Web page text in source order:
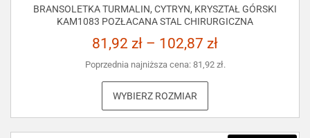
BRANSOLETKA TURMALIN, CYTRYN, KRYSZTAŁ GÓRSKI
KAM1083 POZŁACANA STAL CHIRURGICZNA
81,92 zł – 102,87 zł
Poprzednia najniższa cena: 81,92 zł.
WYBIERZ ROZMIAR